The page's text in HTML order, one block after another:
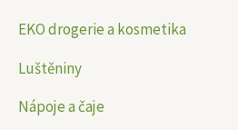
EKO drogerie a kosmetika
Luštěniny
Nápoje a čaje